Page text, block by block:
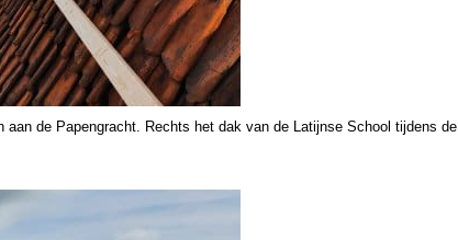
de Papengracht. Rechts het dak van de Latijnse School tijdens de